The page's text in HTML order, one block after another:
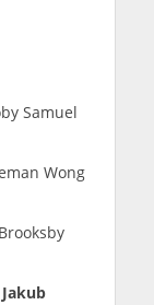
Samuel
Wong